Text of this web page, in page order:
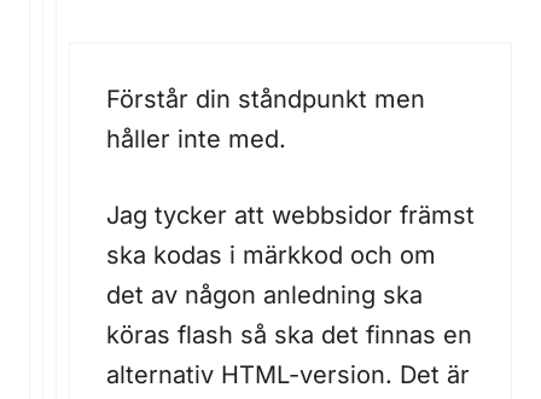
Förstår din ståndpunkt men
håller inte med.
Jag tycker att webbsidor främst
ska kodas i märkkod och om
det av någon anledning ska
köras flash så ska det finnas en
alternativ HTML-version. Det är